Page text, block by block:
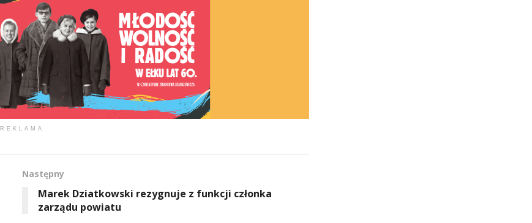
REKLAMA
Następny
Marek Dziatkowski rezygnuje z funkcji członka
zarządu powiatu